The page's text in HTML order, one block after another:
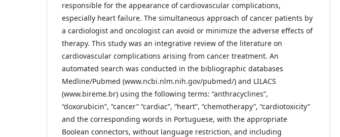
responsible for the appearance of cardiovascular complications,
especially heart failure. The simultaneous approach of cancer patients by
a cardiologist and oncologist can avoid or minimize the adverse effects of
therapy. This study was an integrative review of the literature on
cardiovascular complications arising from cancer treatment. An
automated search was conducted in the bibliographic databases
Medline/Pubmed (www.ncbi.nlm.nih.gov/pubmed/) and LILACS
(www.bireme.br) using the following terms: “anthracyclines”,
“doxorubicin”, “cancer” “cardiac”, “heart”, “chemotherapy”, “cardiotoxicity”
and the corresponding words in Portuguese, with the appropriate
Boolean connectors, without language restriction, and including